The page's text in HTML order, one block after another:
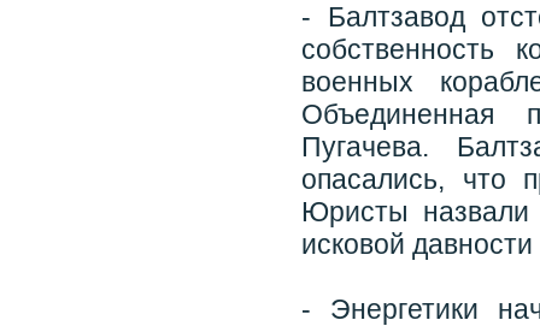
- Балтзавод
собственность
военных
Объединенная
Пугачева.
опасались, что
Юристы назвали
исковой
- Энергетики